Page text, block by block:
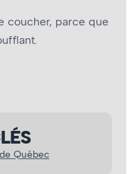
coucher, parce que
Québec